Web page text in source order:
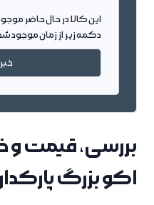
این کالا در حال حاضر
دکمه زیر از زمان موجود
بررسی، قیمت و
اکو بزرگ پارکدار